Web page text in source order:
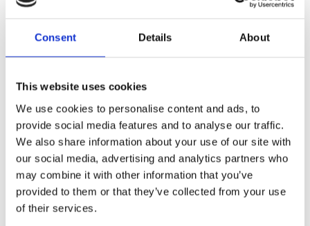
Consent Details About
This website uses cookies
We use cookies to personalise content and ads, to
provide social media features and to analyse our traffic.
We also share information about your use of our site with
our social media, advertising and analytics partners who
may combine it with other information that you’ve
provided to them or that they’ve collected from your use
of their services.
ÉTAPE 5
détachéesdisponibles sous 24H.
Pour toutes questions, nos techniciens restent disponibles
pour vous assister au plus vite.